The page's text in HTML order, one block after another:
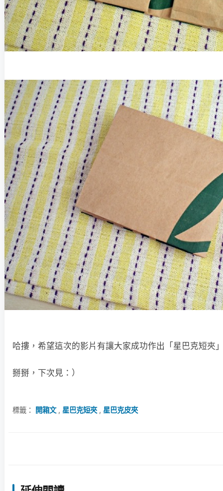
哈摟，希望這次的影片有讓大家成功作出「星巴克短夾
掰掰，下次見：）
標籤： 開箱文, 星巴克短夾, 星巴克皮夾